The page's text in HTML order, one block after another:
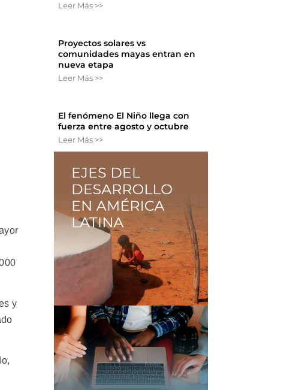
y
Leer Más >>
Proyectos solares vs
comunidades mayas entran en
nueva etapa
Leer Más >>
El fenómeno El Niño llega con
fuerza entre agosto y octubre
Leer Más >>